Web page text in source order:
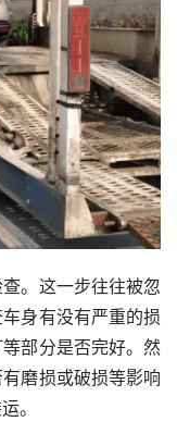
。这一步往往被忽
身有没有严重的损
部分是否完好。然
磨损或破损等影响
。